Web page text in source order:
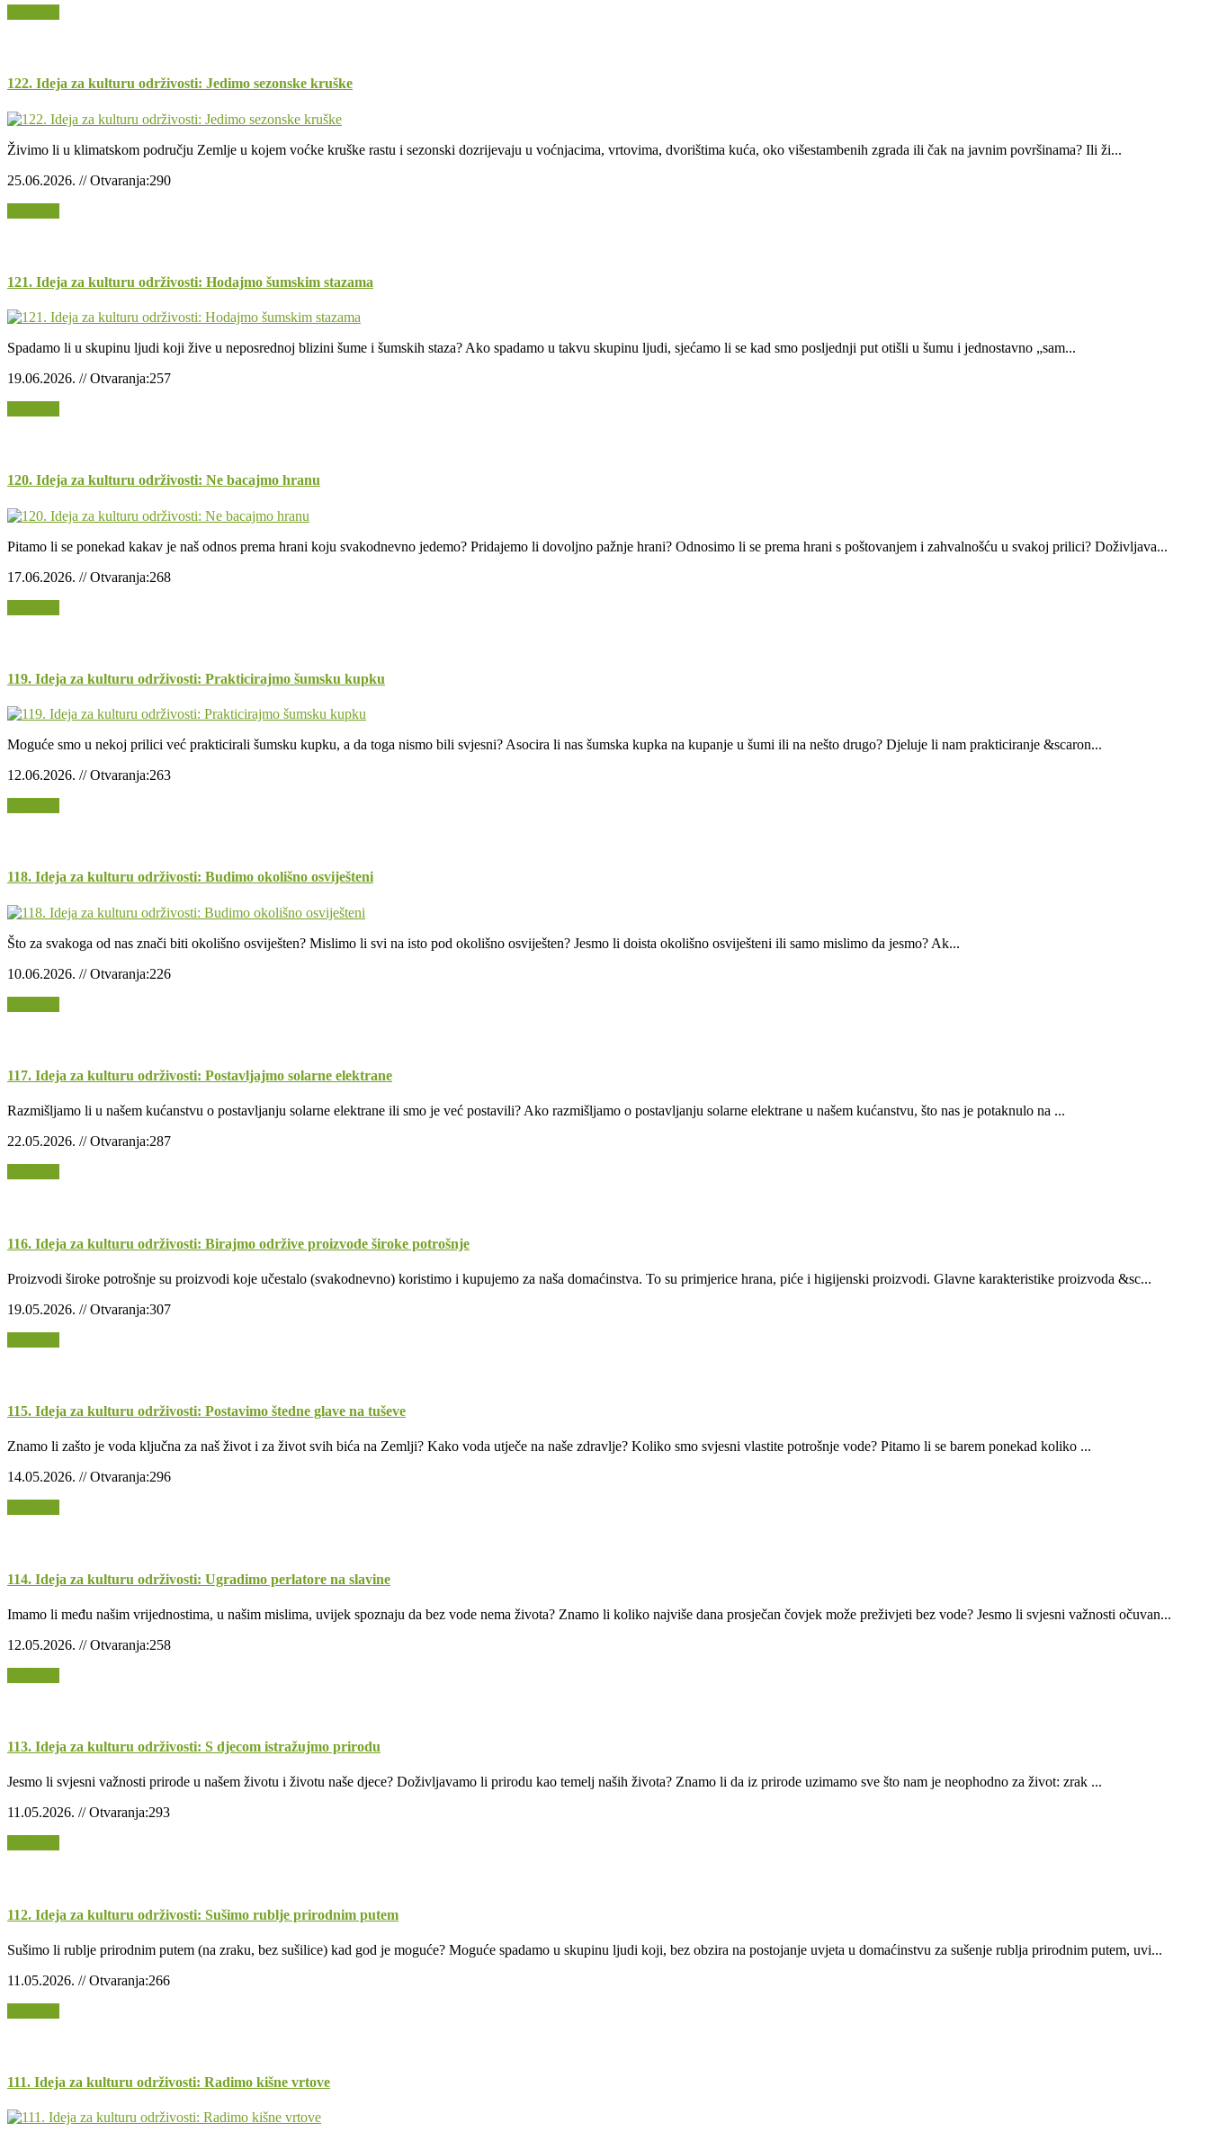
122. Ideja za kulturu održivosti: Jedimo sezonske kruške
Živimo li u klimatskom području Zemlje u kojem voćke kruške rastu i sezonski dozrijevaju u voćnjacima, vrtovima, dvorištima kuća, oko višestambenih zgrada ili čak na javnim površinama? Ili ži...
25.06.2026. // Otvaranja:290
121. Ideja za kulturu održivosti: Hodajmo šumskim stazama
Spadamo li u skupinu ljudi koji žive u neposrednoj blizini šume i šumskih staza? Ako spadamo u takvu skupinu ljudi, sjećamo li se kad smo posljednji put otišli u šumu i jednostavno „sam...
19.06.2026. // Otvaranja:257
120. Ideja za kulturu održivosti: Ne bacajmo hranu
Pitamo li se ponekad kakav je naš odnos prema hrani koju svakodnevno jedemo? Pridajemo li dovoljno pažnje hrani? Odnosimo li se prema hrani s poštovanjem i zahvalnošću u svakoj prilici? Doživljava...
17.06.2026. // Otvaranja:268
119. Ideja za kulturu održivosti: Prakticirajmo šumsku kupku
Moguće smo u nekoj prilici već prakticirali šumsku kupku, a da toga nismo bili svjesni? Asocira li nas šumska kupka na kupanje u šumi ili na nešto drugo? Djeluje li nam prakticiranje &scaron...
12.06.2026. // Otvaranja:263
118. Ideja za kulturu održivosti: Budimo okolišno osviješteni
Što za svakoga od nas znači biti okolišno osviješten? Mislimo li svi na isto pod okolišno osviješten? Jesmo li doista okolišno osviješteni ili samo mislimo da jesmo? Ak...
10.06.2026. // Otvaranja:226
117. Ideja za kulturu održivosti: Postavljajmo solarne elektrane
Razmišljamo li u našem kućanstvu o postavljanju solarne elektrane ili smo je već postavili? Ako razmišljamo o postavljanju solarne elektrane u našem kućanstvu, što nas je potaknulo na ...
22.05.2026. // Otvaranja:287
116. Ideja za kulturu održivosti: Birajmo održive proizvode široke potrošnje
Proizvodi široke potrošnje su proizvodi koje učestalo (svakodnevno) koristimo i kupujemo za naša domaćinstva. To su primjerice hrana, piće i higijenski proizvodi. Glavne karakteristike proizvoda &sc...
19.05.2026. // Otvaranja:307
115. Ideja za kulturu održivosti: Postavimo štedne glave na tuševe
Znamo li zašto je voda ključna za naš život i za život svih bića na Zemlji? Kako voda utječe na naše zdravlje? Koliko smo svjesni vlastite potrošnje vode? Pitamo li se barem ponekad koliko ...
14.05.2026. // Otvaranja:296
114. Ideja za kulturu održivosti: Ugradimo perlatore na slavine
Imamo li među našim vrijednostima, u našim mislima, uvijek spoznaju da bez vode nema života? Znamo li koliko najviše dana prosječan čovjek može preživjeti bez vode? Jesmo li svjesni važnosti očuvan...
12.05.2026. // Otvaranja:258
113. Ideja za kulturu održivosti: S djecom istražujmo prirodu
Jesmo li svjesni važnosti prirode u našem životu i životu naše djece? Doživljavamo li prirodu kao temelj naših života? Znamo li da iz prirode uzimamo sve što nam je neophodno za život: zrak ...
11.05.2026. // Otvaranja:293
112. Ideja za kulturu održivosti: Sušimo rublje prirodnim putem
Sušimo li rublje prirodnim putem (na zraku, bez sušilice) kad god je moguće? Moguće spadamo u skupinu ljudi koji, bez obzira na postojanje uvjeta u domaćinstvu za sušenje rublja prirodnim putem, uvi...
11.05.2026. // Otvaranja:266
111. Ideja za kulturu održivosti: Radimo kišne vrtove